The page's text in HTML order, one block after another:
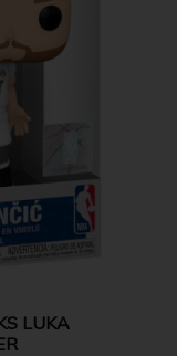
LUKA